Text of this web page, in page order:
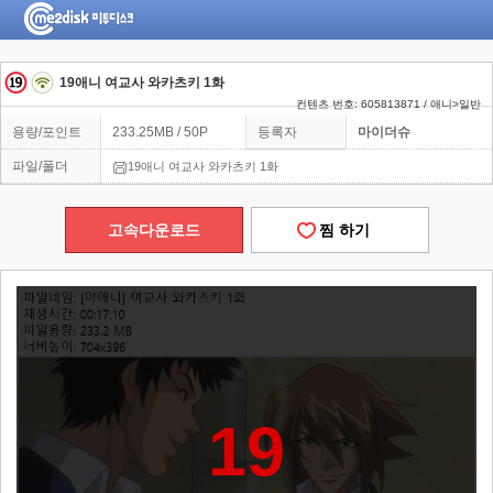
19애니 여교사 와카츠키 1화
컨텐츠 번호: 605813871 / 애니>일반
용량/포인트 233.25MB / 50P 등록자 마이더슈
파일/폴더 19애니 여교사 와카츠키 1화
고속다운로드 찜 하기
19